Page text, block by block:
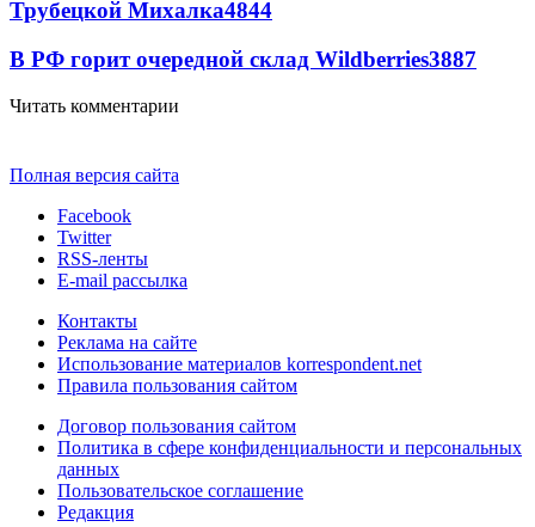
Трубецкой Михалка4844
В РФ горит очередной склад Wildberries3887
Читать комментарии
Полная версия сайта
Facebook
Twitter
RSS-ленты
E-mail рассылка
Контакты
Реклама на сайте
Использование материалов korrespondent.net
Правила пользования сайтом
Договор пользования сайтом
Политика в сфере конфиденциальности и персональных
данных
Пользовательское соглашение
Редакция